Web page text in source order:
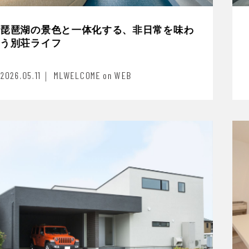
琵琶湖の景色と一体化する、非日常を味わ
う別荘ライフ
2026.05.11｜ MLWELCOME on WEB